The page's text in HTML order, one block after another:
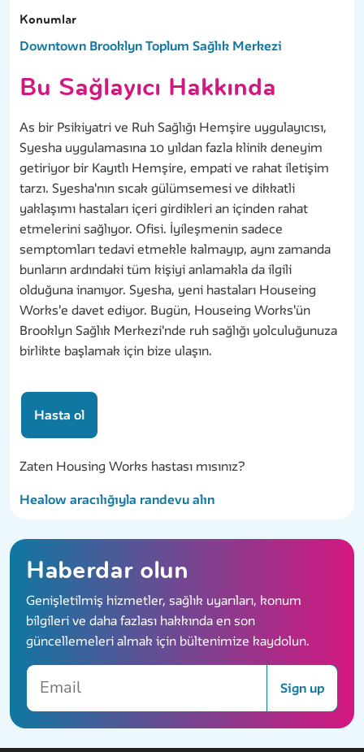
Konumlar
Downtown Brooklyn Toplum Sağlık Merkezi
Bu Sağlayıcı Hakkında
As bir Psikiyatri ve Ruh Sağlığı Hemşire uygulayıcısı,
Syesha uygulamasına 10 yıldan fazla klinik deneyim
getiriyor bir Kayıtlı Hemşire, empati ve rahat iletişim
tarzı. Syesha'nın sıcak gülümsemesi ve dikkatli
yaklaşımı hastaları içeri girdikleri an içinden rahat
etmelerini sağlıyor. Ofisi. İyileşmenin sadece
semptomları tedavi etmekle kalmayıp, aynı zamanda
bunların ardındaki tüm kişiyi anlamakla da ilgili
olduğuna inanıyor. Syesha, yeni hastaları Houseing
Works'e davet ediyor. Bugün, Houseing Works'ün
Brooklyn Sağlık Merkezi'nde ruh sağlığı yolculuğunuza
birlikte başlamak için bize ulaşın.
Hasta ol
Zaten Housing Works hastası mısınız?
Healow aracılığıyla randevu alın
Haberdar olun
Genişletilmiş hizmetler, sağlık uyarıları, konum
bilgileri ve daha fazlası hakkında en son
güncellemeleri almak için bültenimize kaydolun.
Email
Sign up